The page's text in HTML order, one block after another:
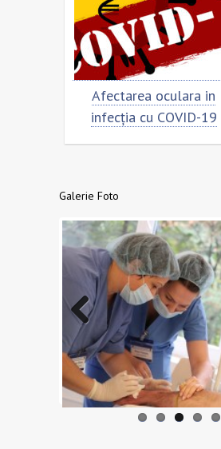
Afectarea oculara in
infecția cu COVID-19
Galerie Foto
Previo
us